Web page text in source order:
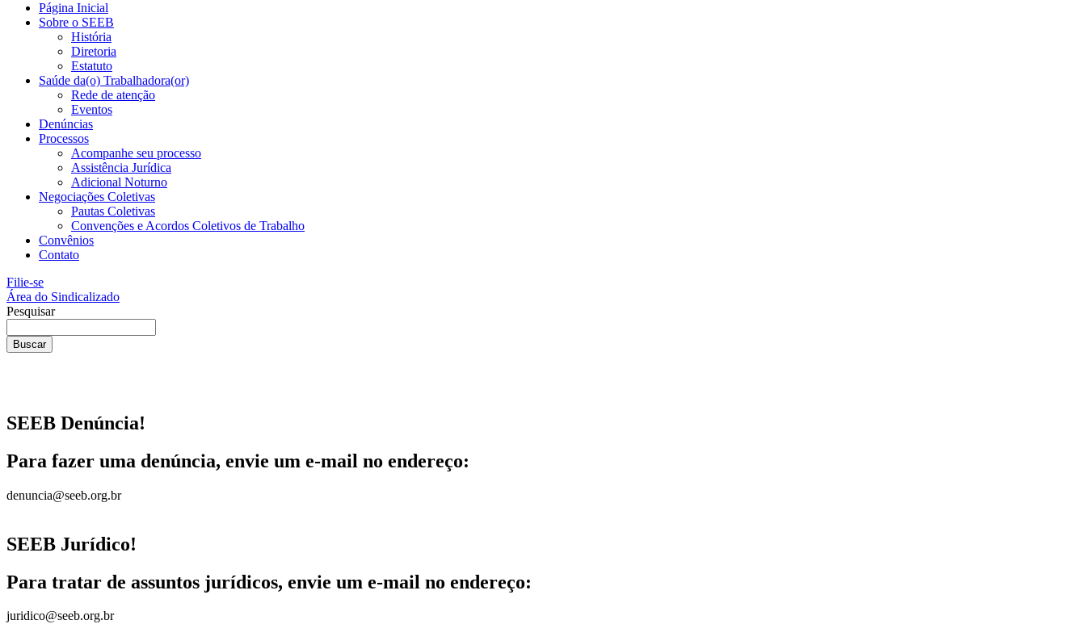
Página Inicial
Sobre o SEEB
História
Diretoria
Estatuto
Saúde da(o) Trabalhadora(or)
Rede de atenção
Eventos
Denúncias
Processos
Acompanhe seu processo
Assistência Jurídica
Adicional Noturno
Negociações Coletivas
Pautas Coletivas
Convenções e Acordos Coletivos de Trabalho
Convênios
Contato
Filie-se
Área do Sindicalizado
Pesquisar
Buscar
SEEB Denúncia!
Para fazer uma denúncia, envie um e-mail no endereço:
denuncia@seeb.org.br
SEEB Jurídico!
Para tratar de assuntos jurídicos, envie um e-mail no endereço:
juridico@seeb.org.br